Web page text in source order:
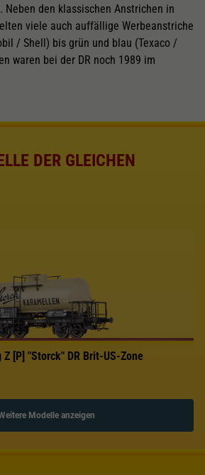
den klassischen Anstrichen in
viele auch auffällige Werbeanstriche
/ Shell) bis grün und blau (Texaco /
waren bei der DR noch 1989 im
DER GLEICHEN
[P] "Storck" DR Brit-US-Zone
Modelle anzeigen